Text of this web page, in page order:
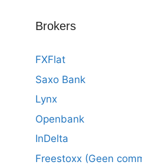
Brokers
FXFlat
Saxo Bank
Lynx
Openbank
InDelta
Freestoxx (Geen